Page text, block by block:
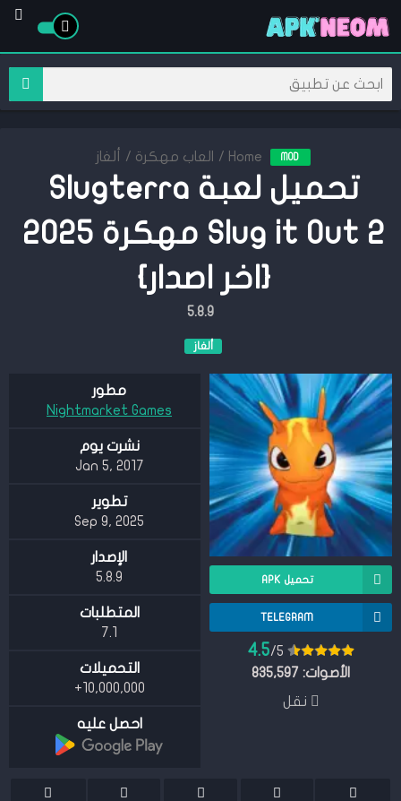
MOD
Home
/ العاب مهكرة / ألغاز
تحميل لعبة Slugterra
Slug it Out 2 مهكرة 2025
{اخر اصدار}
5.8.9
ألغاز
تحميل APK
TELEGRAM
4.5/5
الأصوات: 835,597
نقل
مطور
Nightmarket Games
نشرت يوم
Jan 5, 2017
تطوير
Sep 9, 2025
الإصدار
5.8.9
المتطلبات
7.1
التحميلات
10,000,000+
احصل عليه